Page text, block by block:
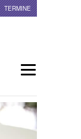
TERMINE